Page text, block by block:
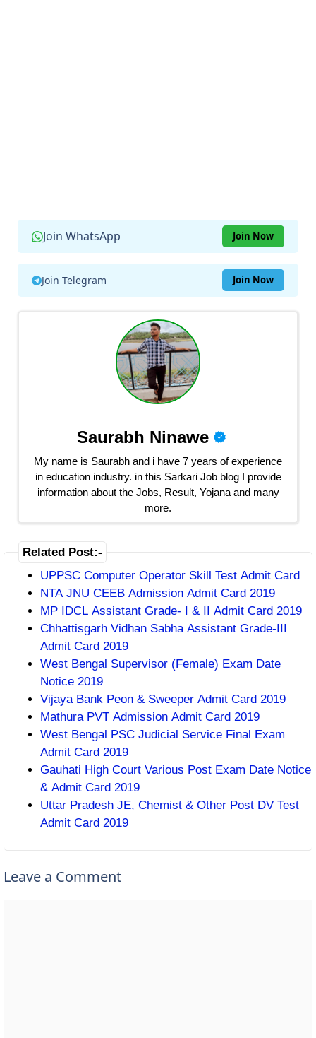
Join WhatsApp Join Now
Join Telegram Join Now
Saurabh Ninawe
My name is Saurabh and i have 7 years of experience
in education industry. in this Sarkari Job blog I provide
information about the Jobs, Result, Yojana and many
more.
Related Post:-
UPPSC Computer Operator Skill Test Admit Card
NTA JNU CEEB Admission Admit Card 2019
MP IDCL Assistant Grade- I & II Admit Card 2019
Chhattisgarh Vidhan Sabha Assistant Grade-III
Admit Card 2019
West Bengal Supervisor (Female) Exam Date
Notice 2019
Vijaya Bank Peon & Sweeper Admit Card 2019
Mathura PVT Admission Admit Card 2019
West Bengal PSC Judicial Service Final Exam
Admit Card 2019
Gauhati High Court Various Post Exam Date Notice
& Admit Card 2019
Uttar Pradesh JE, Chemist & Other Post DV Test
Admit Card 2019
Leave a Comment